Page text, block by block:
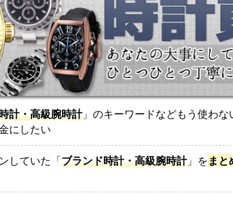
計・高級腕時計」のキーワードなどもう使わな
にしたい
していた「ブランド時計・高級腕時計」をまと